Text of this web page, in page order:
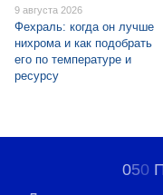
9 августа 2026
Фехраль: когда он лучше
нихрома и как подобрать
его по температуре и
ресурсу
050